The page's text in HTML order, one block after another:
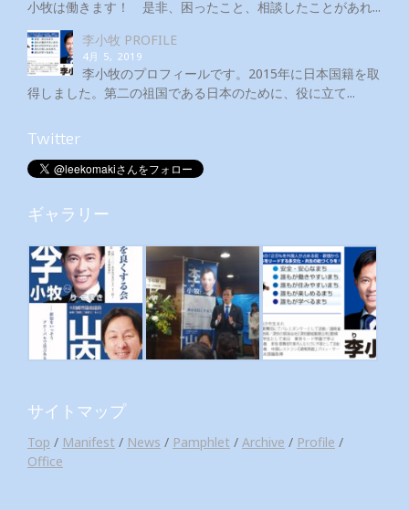
小牧は働きます！ 是非、困ったこと、相談したことがあれ...
李小牧 PROFILE
4月 5, 2019
李小牧のプロフィールです。2015年に日本国籍を取
得しました。第二の祖国である日本のために、役に立て...
Twitter
ギャラリー
サイトマップ
Top / Manifest / News / Pamphlet / Archive / Profile /
Office